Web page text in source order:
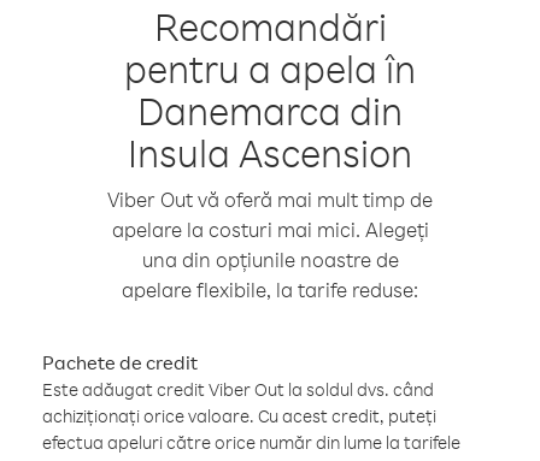
Recomandări
pentru a apela în
Danemarca din
Insula Ascension
Viber Out vă oferă mai mult timp de
apelare la costuri mai mici. Alegeți
una din opțiunile noastre de
apelare flexibile, la tarife reduse:
Pachete de credit
Este adăugat credit Viber Out la soldul dvs. când
achiziționați orice valoare. Cu acest credit, puteți
efectua apeluri către orice număr din lume la tarifele